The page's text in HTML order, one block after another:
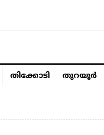
തിക്കോടി തുറയൂര്‍